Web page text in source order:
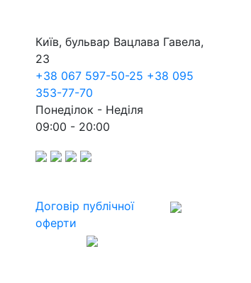
Київ, бульвар Вацлава Гавела,
23
+38 067 597-50-25 +38 095
353-77-70
Понеділок - Неділя
09:00 - 20:00
Договір публічної
оферти